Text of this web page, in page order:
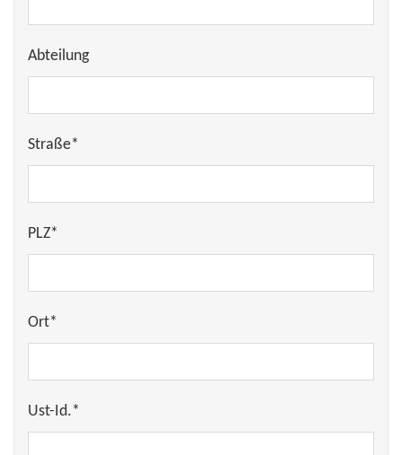
Abteilung
Straße*
PLZ*
Ort*
Ust-Id.*